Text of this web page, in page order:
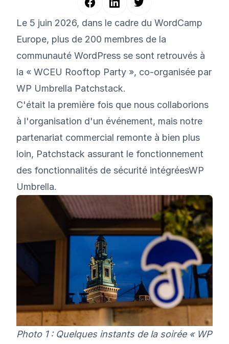
Le 5 juin 2026, dans le cadre du WordCamp
Europe, plus de 200 membres de la
communauté WordPress se sont retrouvés à
la « WCEU Rooftop Party », co-organisée par
WP Umbrella Patchstack.
C'était la première fois que nous collaborions
à l'organisation d'un événement, mais notre
partenariat commercial remonte à bien plus
loin, Patchstack assurant le fonctionnement
des fonctionnalités de sécurité intégréesWP
Umbrella.
Photo 1 : Quelques instants de la soirée « WP